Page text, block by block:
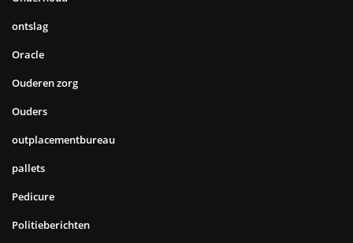
ontslag
Oracle
Ouderen zorg
Ouders
outplacementbureau
pallets
Pedicure
Politieberichten